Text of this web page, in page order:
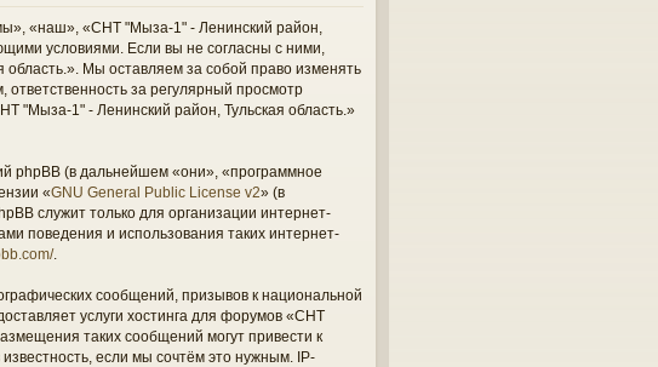
«наш», «СНТ "Мыза-1" - Ленинский район,
условиями. Если вы не согласны с ними,
Мы оставляем за собой право изменять
за регулярный просмотр
"Мыза-1" - Ленинский район, Тульская область.»
phpBB (в дальнейшем «они», «программное
«GNU General Public License v2» (в
служит только для организации интернет-
поведения и использования таких интернет-
.
сообщений, призывов к национальной
услуги хостинга для форумов «СНТ
таких сообщений могут привести к
если мы сочтём это нужным. IP-